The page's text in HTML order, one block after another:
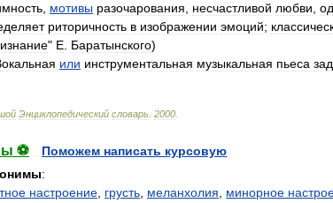
мотивы разочарования несчастливой любви
риторичность в изображении эмоций;
" Е Баратынского)
или инструментальная музыкальная пьеса
Энциклопедический словарь 2000
⚽
Поможем написать курсовую
:
настроение грусть меланхолия минорное